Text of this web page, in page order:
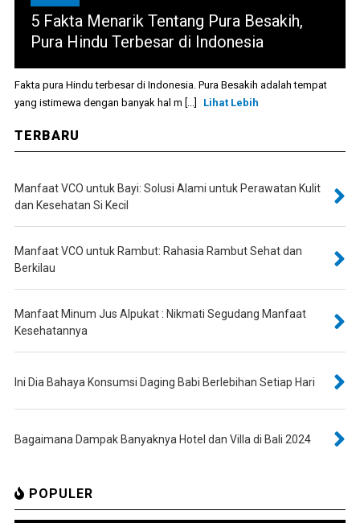
5 Fakta Menarik Tentang Pura Besakih,
Pura Hindu Terbesar di Indonesia
Fakta pura Hindu terbesar di Indonesia. Pura Besakih adalah tempat
yang istimewa dengan banyak hal m [...]
Lihat Lebih
TERBARU
Manfaat VCO untuk Bayi: Solusi Alami untuk Perawatan Kulit
dan Kesehatan Si Kecil
Manfaat VCO untuk Rambut: Rahasia Rambut Sehat dan
Berkilau
Manfaat Minum Jus Alpukat : Nikmati Segudang Manfaat
Kesehatannya
Ini Dia Bahaya Konsumsi Daging Babi Berlebihan Setiap Hari
Bagaimana Dampak Banyaknya Hotel dan Villa di Bali 2024
POPULER